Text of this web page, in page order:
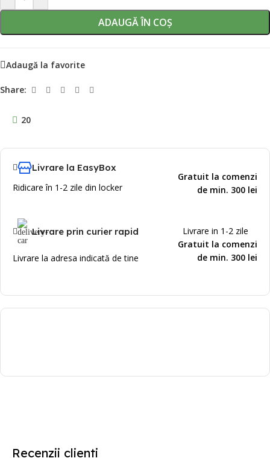
ADAUGĂ ÎN COȘ
Adaugă la favorite
Share:
20
Livrare la EasyBox
Ridicare în 1-2 zile din locker
Gratuit la comenzi
de min. 300 lei
Livrare prin curier rapid
Livrare la adresa indicată de tine
Livrare in 1-2 zile
Gratuit la comenzi
de min. 300 lei
Recenzii clienti